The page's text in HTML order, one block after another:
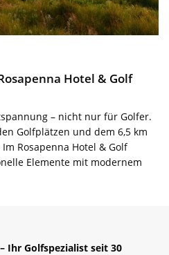
Hotel & Golf
– nicht nur für Golfer.
Golfplätzen und dem 6,5 km
Rosapenna Hotel & Golf
Elemente mit modernem
– Ihr Golfspezialist seit 30